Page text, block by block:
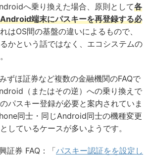
へ乗り換えた場合、原則として各
端末にパスキーを再登録する必
はOS間の基盤の違いによるもので、
かという話ではなく、エコシステムの
ずほ証券など複数の金融機関のFAQで
（またはその逆）への乗り換えで
パスキー登録が必要と案内されていま
同士・同じAndroid同士の機種変更
しているケースが多いようです。
証券 FAQ：「パスキー認証をを設定し